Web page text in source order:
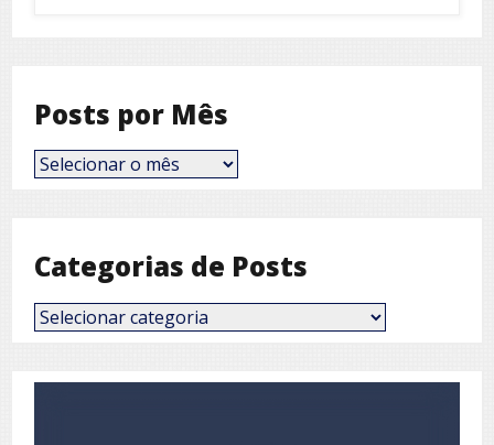
Posts por Mês
Posts
por
Categorias de Posts
Categorias
de